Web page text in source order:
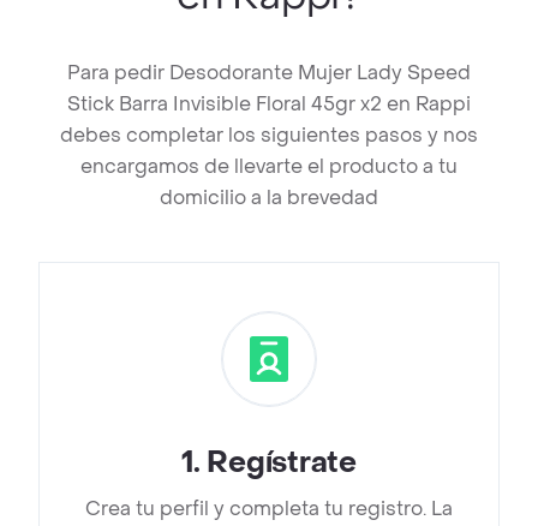
Para pedir Desodorante Mujer Lady Speed
Stick Barra Invisible Floral 45gr x2 en Rappi
debes completar los siguientes pasos y nos
encargamos de llevarte el producto a tu
domicilio a la brevedad
1. Regístrate
Crea tu perfil y completa tu registro. La